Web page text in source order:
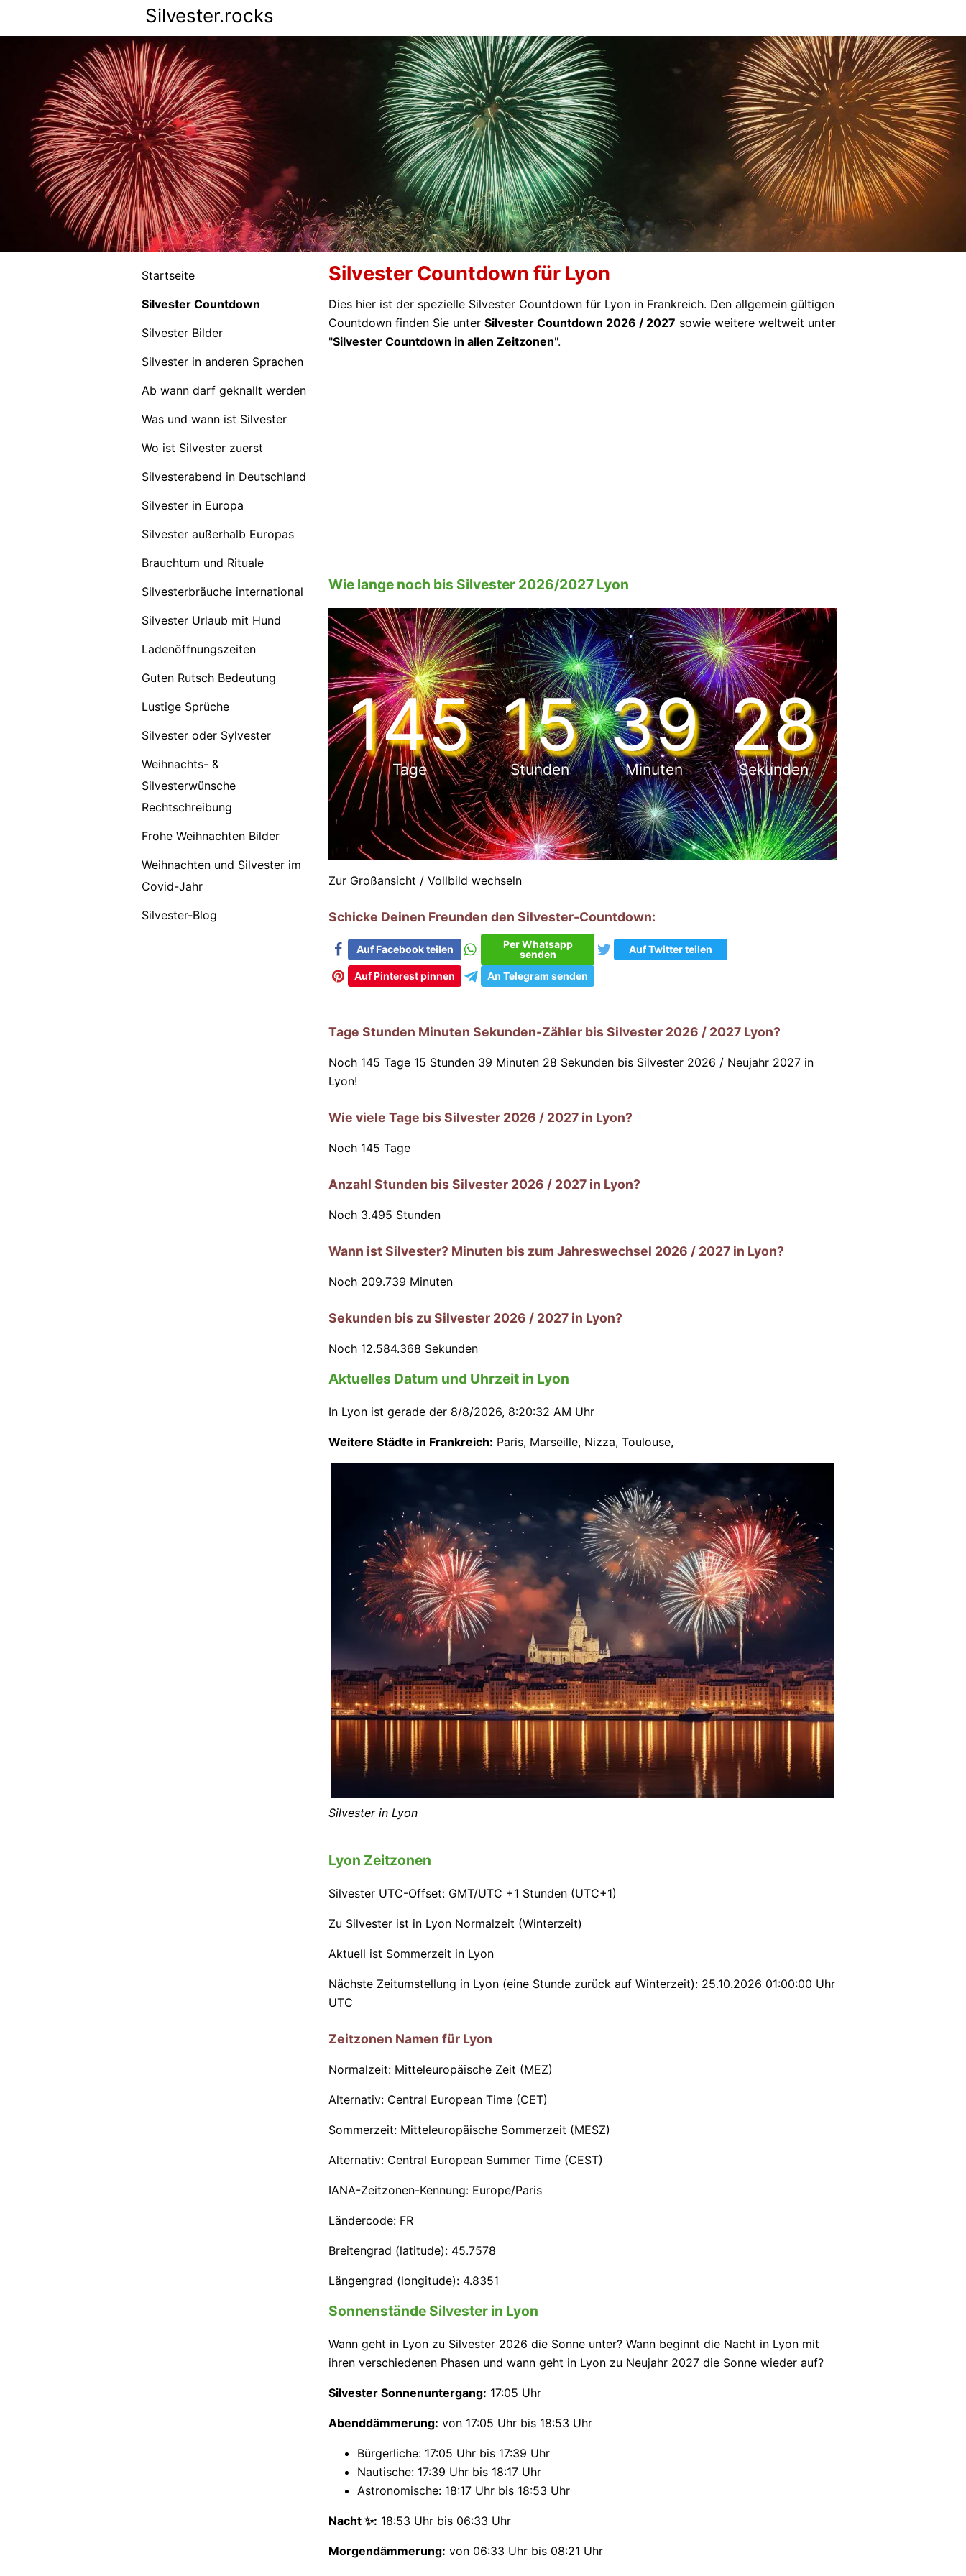
Silvester.rocks
Startseite
Silvester Countdown
Silvester Bilder
Silvester in anderen Sprachen
Ab wann darf geknallt werden
Was und wann ist Silvester
Wo ist Silvester zuerst
Silvesterabend in Deutschland
Silvester in Europa
Silvester außerhalb Europas
Brauchtum und Rituale
Silvesterbräuche international
Silvester Urlaub mit Hund
Ladenöffnungszeiten
Guten Rutsch Bedeutung
Lustige Sprüche
Silvester oder Sylvester
Weihnachts- &
Silvesterwünsche
Rechtschreibung
Frohe Weihnachten Bilder
Weihnachten und Silvester im
Covid-Jahr
Silvester-Blog
Silvester Countdown für Lyon
Dies hier ist der spezielle Silvester Countdown für Lyon in Frankreich. Den allgemein gültigen
Countdown finden Sie unter Silvester Countdown 2026 / 2027 sowie weitere weltweit unter
"Silvester Countdown in allen Zeitzonen".
Wie lange noch bis Silvester 2026/2027 Lyon
145
Tage
15
Stunden
39
Minuten
27
Sekunden
Zur Großansicht / Vollbild wechseln
Schicke Deinen Freunden den Silvester-Countdown:
Auf Facebook teilen
Per Whatsapp
senden
Auf Twitter teilen
Auf Pinterest pinnen An Telegram senden
Tage Stunden Minuten Sekunden-Zähler bis Silvester 2026 / 2027 Lyon?
Noch 145 Tage 15 Stunden 39 Minuten 27 Sekundenbis Silvester 2026 / Neujahr 2027 in
Lyon!
Wie viele Tage bis Silvester 2026 / 2027 in Lyon?
Noch 145 Tage
Anzahl Stunden bis Silvester 2026 / 2027 in Lyon?
Noch 3.495 Stunden
Wann ist Silvester? Minuten bis zum Jahreswechsel 2026 / 2027 in Lyon?
Noch 209.739 Minuten
Sekunden bis zu Silvester 2026 / 2027 in Lyon?
Noch 12.584.367 Sekunden
Aktuelles Datum und Uhrzeit in Lyon
In Lyon ist gerade der 8/8/2026, 8:20:33 AM Uhr
Weitere Städte in Frankreich: Paris, Marseille, Nizza, Toulouse,
Silvester in Lyon
Lyon Zeitzonen
Silvester UTC-Offset: GMT/UTC +1 Stunden (UTC+1)
Zu Silvester ist in Lyon Normalzeit (Winterzeit)
Aktuell ist Sommerzeit in Lyon
Nächste Zeitumstellung in Lyon (eine Stunde zurück auf Winterzeit): 25.10.2026 01:00:00 Uhr
UTC
Zeitzonen Namen für Lyon
Normalzeit: Mitteleuropäische Zeit (MEZ)
Alternativ: Central European Time (CET)
Sommerzeit: Mitteleuropäische Sommerzeit (MESZ)
Alternativ: Central European Summer Time (CEST)
IANA-Zeitzonen-Kennung: Europe/Paris
Ländercode: FR
Breitengrad (latitude): 45.7578
Längengrad (longitude): 4.8351
Sonnenstände Silvester in Lyon
Wann geht in Lyon zu Silvester 2026 die Sonne unter? Wann beginnt die Nacht in Lyon mit
ihren verschiedenen Phasen und wann geht in Lyon zu Neujahr 2027 die Sonne wieder auf?
Silvester Sonnenuntergang: 17:05 Uhr
Abenddämmerung: von 17:05 Uhr bis 18:53 Uhr
Bürgerliche: 17:05 Uhr bis 17:39 Uhr
Nautische: 17:39 Uhr bis 18:17 Uhr
Astronomische: 18:17 Uhr bis 18:53 Uhr
Nacht ✨: 18:53 Uhr bis 06:33 Uhr
Morgendämmerung: von 06:33 Uhr bis 08:21 Uhr